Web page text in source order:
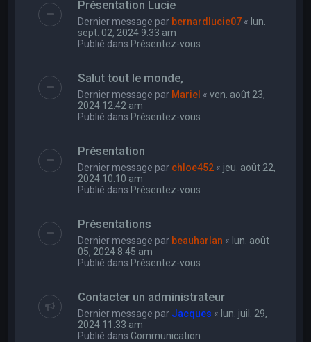
Présentation Lucie
Dernier message par bernardlucie07 « lun.
sept. 02, 2024 9:33 am
Publié dans Présentez-vous
Salut tout le monde,
Dernier message par Mariel «ven. août 23,
2024 12:42 am
Publié dans Présentez-vous
Présentation
Dernier message par chloe452 « jeu. août 22,
2024 10:10 am
Publié dans Présentez-vous
Présentations
Dernier message par beauharlan « lun. août
05, 2024 8:45 am
Publié dans Présentez-vous
Contacter un administrateur
Dernier message par Jacques « lun. juil. 29,
2024 11:33 am
Publié dans Communication